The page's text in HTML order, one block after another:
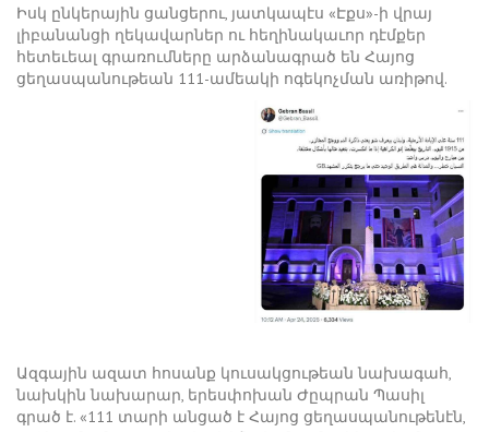
Իսկ ընկերային ցանցերու, յատկապէս «Էքս»-ի վրայ
լիբանանցի ղեկավարներ ու հեղինակաւոր դէմքեր
հետեւեալ գրառումները արձանագրած են Հայոց
ցեղասպանութեան 111-ամեակի ոգեկոչման առիթով.
Ազգային ազատ հոսանք կուսակցութեան նախագահ,
նախկին նախարար, երեսփոխան Ժըպրան Պասիլ
գրած է. «111 տարի անցած է Հայոց ցեղասպանութենէն,